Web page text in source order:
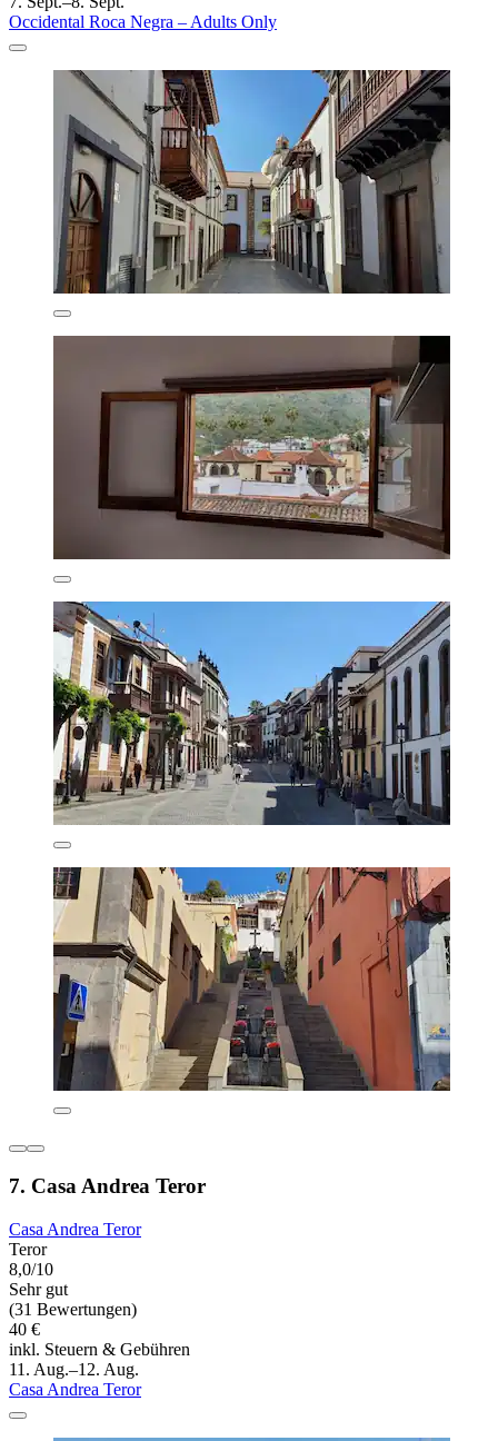
Occidental Roca Negra – Adults Only
7. Casa Andrea Teror
Casa Andrea Teror
Teror
8,0/10
Sehr gut
(31 Bewertungen)
40 €
inkl. Steuern & Gebühren
11. Aug.–12. Aug.
Casa Andrea Teror